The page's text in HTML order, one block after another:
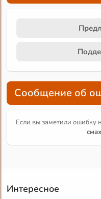
Сообщение об
Если вы заметили ошибку
Интересное